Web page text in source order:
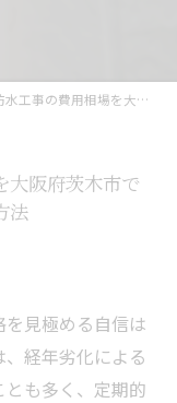
大阪府茨木市で補助金活用しながら賢く抑える方法
大阪府茨木市で
法
見極める自信は
経年劣化による
も多く、定期的